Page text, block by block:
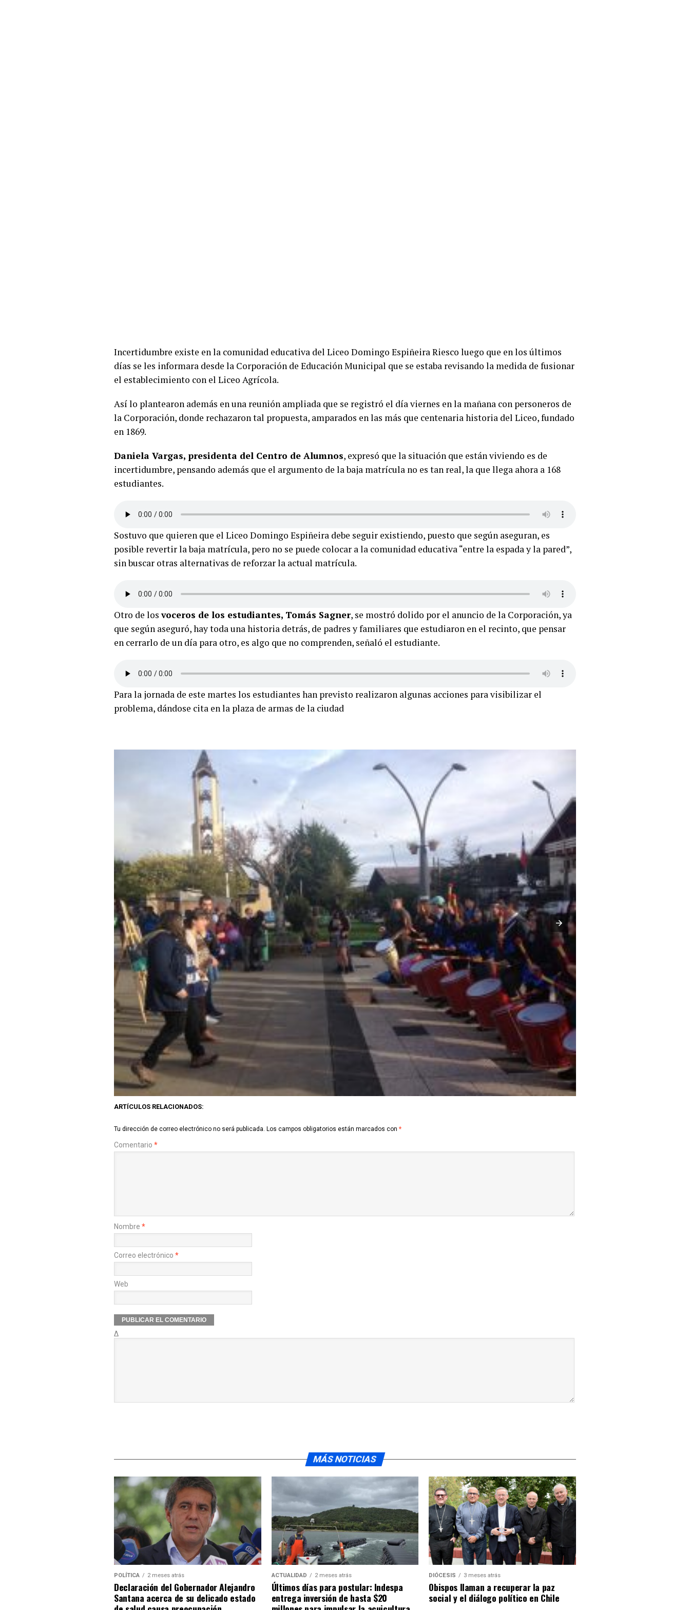
Incertidumbre existe en la comunidad educativa del Liceo Domingo Espiñeira Riesco luego que en los últimos
días se les informara desde la Corporación de Educación Municipal que se estaba revisando la medida de fusionar
el establecimiento con el Liceo Agrícola.
Así lo plantearon además en una reunión ampliada que se registró el día viernes en la mañana con personeros de
la Corporación, donde rechazaron tal propuesta, amparados en las más que centenaria historia del Liceo, fundado
en 1869.
Daniela Vargas, presidenta del Centro de Alumnos, expresó que la situación que están viviendo es de
incertidumbre, pensando además que el argumento de la baja matrícula no es tan real, la que llega ahora a 168
estudiantes.
Sostuvo que quieren que el Liceo Domingo Espiñeira debe seguir existiendo, puesto que según aseguran, es
posible revertir la baja matrícula, pero no se puede colocar a la comunidad educativa “entre la espada y la pared”,
sin buscar otras alternativas de reforzar la actual matrícula.
Otro de losvoceros de los estudiantes, Tomás Sagner, se mostró dolido por el anuncio de la Corporación, ya
que según aseguró, hay toda una historia detrás, de padres y familiares que estudiaron en el recinto, que pensar
en cerrarlo de un día para otro, es algo que no comprenden, señaló el estudiante.
Para la jornada de este martes los estudiantes han previsto realizaron algunas acciones para visibilizar el
problema, dándose cita en la plaza de armas de la ciudad
ARTÍCULOS RELACIONADOS:
Tu dirección de correo electrónico no será publicada. Los campos obligatorios están marcados con *
Comentario *
Nombre *
Correo electrónico *
Web
Δ
MÁS NOTICIAS
POLÍTICA 2 meses atrás
Declaración del Gobernador Alejandro
Santana acerca de su delicado estado
ACTUALIDAD 2 meses atrás
Últimos días para postular: Indespa
entrega inversión de hasta $20
DIÓCESIS 3 meses atrás
Obispos llaman a recuperar la paz
social y el diálogo político en Chile